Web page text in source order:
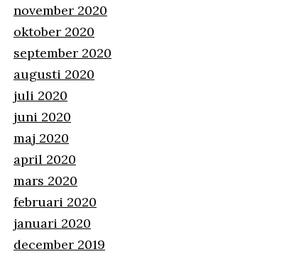
november 2020
oktober 2020
september 2020
augusti 2020
juli 2020
juni 2020
maj 2020
april 2020
mars 2020
februari 2020
januari 2020
december 2019